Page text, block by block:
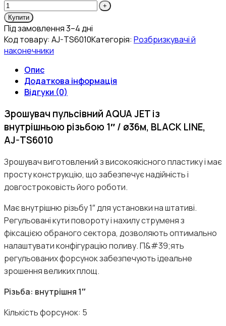
Купити
Під замовлення 3–4 дні
Код товару: AJ-TS6010Категорія: Розбризкувачі й
наконечники
Опис
Додаткова інформація
Відгуки (0)
Зрошувач пульсівний AQUA JET із
внутрішньою різьбою 1″ / ø36м, BLACK LINE,
AJ-TS6010
Зрошувач виготовлений з високоякісного пластику і має
просту конструкцію, що забезпечує надійність і
довгостроковість його роботи.
Має внутрішню різьбу 1″ для установки на штативі.
Регульовані кути повороту і нахилу струменя з
фіксацією обраного сектора, дозволяють оптимально
налаштувати конфігурацію поливу. П&#39;ять
регульованих форсунок забезпечують ідеальне
зрошення великих площ.
Різьба: внутрішня 1″
Кількість форсунок: 5